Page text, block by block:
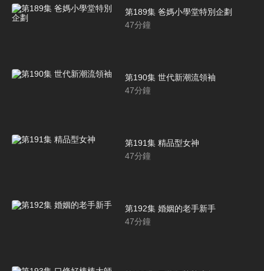
第189集 爸媽小學堂特別企劃
47分鐘
第190集 世代新潮流領袖
47分鐘
第191集 精品型女神
47分鐘
第192集 婚姻的老手新手
47分鐘